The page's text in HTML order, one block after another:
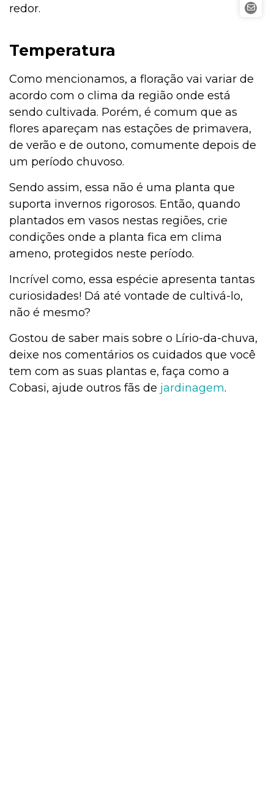
redor.
Temperatura
Como mencionamos, a floração vai variar de
acordo com o clima da região onde está
sendo cultivada. Porém, é comum que as
flores apareçam nas estações de primavera,
de verão e de outono, comumente depois de
um período chuvoso.
Sendo assim, essa não é uma planta que
suporta invernos rigorosos. Então, quando
plantados em vasos nestas regiões, crie
condições onde a planta fica em clima
ameno, protegidos neste período.
Incrível como, essa espécie apresenta tantas
curiosidades! Dá até vontade de cultivá-lo,
não é mesmo?
Gostou de saber mais sobre o Lírio-da-chuva,
deixe nos comentários os cuidados que você
tem com as suas plantas e, faça como a
Cobasi, ajude outros fãs de jardinagem.